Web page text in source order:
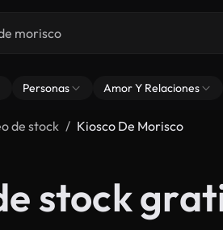
Personas Amor Y Relaciones
de stock Kiosco De Morisco
stock